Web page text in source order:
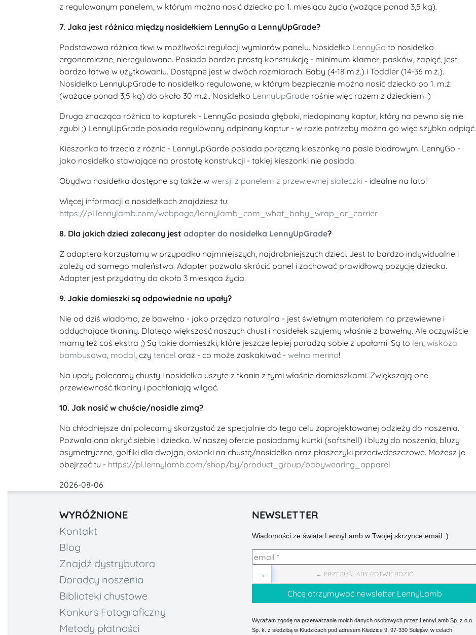
z regulowanym panelem, w którym można nosić dziecko po 1. miesiącu życia (ważące ponad 3,5 kg).
7. Jaka jest różnica między nosidełkiem LennyGo a LennyUpGrade?
Podstawowa różnica tkwi w możliwości regulacji wymiarów panelu. Nosidełko LennyGo to nosidełko
ergonomiczne, nieregulowane. Posiada bardzo prostą konstrukcję - minimum klamer, pasków, zapięć, jest
bardzo łatwe w użytkowaniu. Dostępne jest w dwóch rozmiarach: Baby (4-18 m.ż.) i Toddler (14-36 m.ż.).
Nosidełko LennyUpGrade to nosidełko regulowane, w którym bezpiecznie można nosić dziecko po 1. m.ż.
(ważące ponad 3,5 kg) do około 30 m.ż.. Nosidełko LennyUpGrade rośnie więc razem z dzieckiem :)
Druga znacząca różnica to kapturek - LennyGo posiada głęboki, niedopinany kaptur, który na pewno się nie
zgubi ;) LennyUpGrade posiada regulowany odpinany kaptur - w razie potrzeby można go więc szybko odpiąć.
Kieszonka to trzecia z różnic - LennyUpGarde posiada poręczną kieszonkę na pasie biodrowym. LennyGo -
jako nosidełko stawiające na prostotę konstrukcji - takiej kieszonki nie posiada.
Obydwa nosidełka dostępne są także w wersji z panelem z przewiewnej siateczki - idealne na lato!
Więcej informacji o nosidełkach znajdziesz tu:
https://pl.lennylamb.com/webpage/lennylamb_com_what_baby_wrap_or_carrier
8. Dla jakich dzieci zalecany jest adapter do nosidełka LennyUpGrade?
Z adaptera korzystamy w przypadku najmniejszych, najdrobniejszych dzieci. Jest to bardzo indywidualne i
zależy od samego maleństwa. Adapter pozwala skrócić panel i zachować prawidłową pozycję dziecka.
Adapter jest przydatny do około 3 miesiąca życia.
9. Jakie domieszki są odpowiednie na upały?
Nie od dziś wiadomo, ze bawełna - jako przędza naturalna - jest świetnym materiałem na przewiewne i
oddychające tkaniny. Dlatego większość naszych chust i nosidełek szyjemy właśnie z bawełny. Ale oczywiście
mamy też coś ekstra ;) Są takie domieszki, które jeszcze lepiej poradzą sobie z upałami. Są to len, wiskoza
bambusowa, modal, czy tencel oraz - co może zaskakiwać - wełna merino!
Na upały polecamy chusty i nosidełka uszyte z tkanin z tymi właśnie domieszkami. Zwiększają one
przewiewność tkaniny i pochłaniają wilgoć.
10. Jak nosić w chuście/nosidle zimą?
Na chłodniejsze dni polecamy skorzystać ze specjalnie do tego celu zaprojektowanej odzieży do noszenia.
Pozwala ona okryć siebie i dziecko. W naszej ofercie posiadamy kurtki (softshell) i bluzy do noszenia, bluzy
asymetryczne, golfiki dla dwojga, osłonki na chustę/nosidełko oraz płaszczyki przeciwdeszczowe. Możesz je
obejrzeć tu - https://pl.lennylamb.com/shop/by/product_group/babywearing_apparel
2026-08-06
WYRÓŻNIONE
Kontakt
Blog
Znajdź dystrybutora
Doradcy noszenia
Biblioteki chustowe
Konkurs Fotograficzny
Metody płatności
NEWSLETTER
Wiadomości ze świata LennyLamb w Twojej skrzynce email :)
→ PRZESUŃ, ABY POTWIERDZIĆ
→
Wyrażam zgodę na przetwarzanie moich danych osobowych przez LennyLamb Sp. z o.o.
Sp. k. z siedzibą w Kłudzicach pod adresem Kłudzice 9, 97-330 Sulejów, w celach